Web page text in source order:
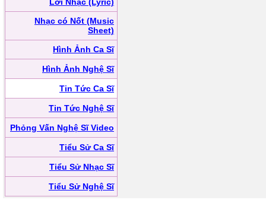
Nhạc có Nốt (Music
Sheet)
Hình Ảnh Ca Sĩ
Hình Ảnh Nghệ Sĩ
Tin Tức Ca Sĩ
Tin Tức Nghệ Sĩ
Phỏng Vấn Nghệ Sĩ Video
Tiểu Sử Ca Sĩ
Tiểu Sử Nhạc Sĩ
Tiểu Sử Nghệ Sĩ